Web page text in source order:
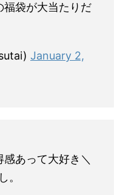
福袋が大当たりだ
January 2,
あって大好き＼
。